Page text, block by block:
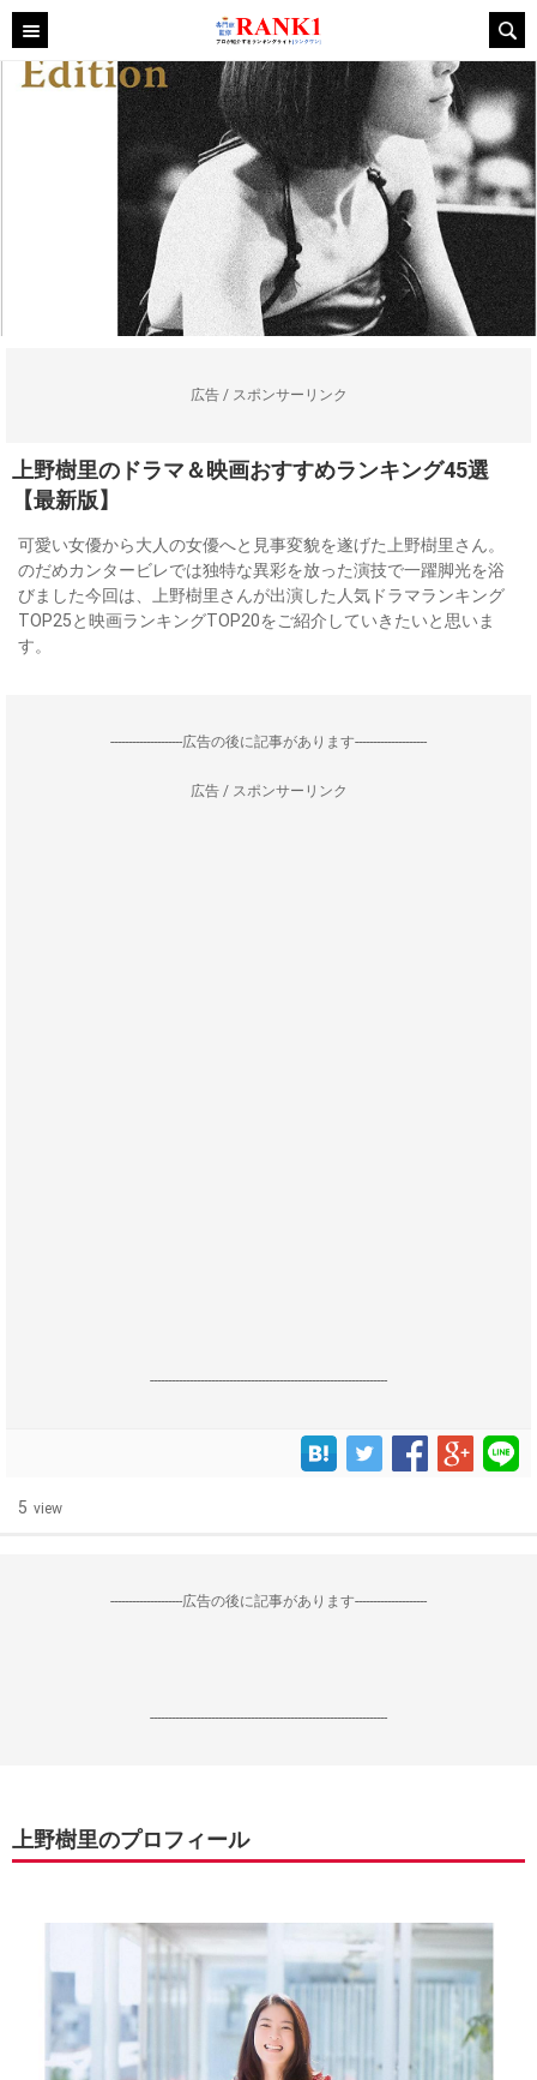
広告 / スポンサーリンク
上野樹里のドラマ＆映画おすすめランキング45選
【最新版】
可愛い女優から大人の女優へと見事変貌を遂げた上野樹里さん。
のだめカンタービレでは独特な異彩を放った演技で一躍脚光を浴
びました今回は、上野樹里さんが出演した人気ドラマランキング
TOP25と映画ランキングTOP20をご紹介していきたいと思いま
す。
--------------------広告の後に記事があります--------------------
広告 / スポンサーリンク
------------------------------------------------------------------
5 view
--------------------広告の後に記事があります--------------------
------------------------------------------------------------------
上野樹里のプロフィール